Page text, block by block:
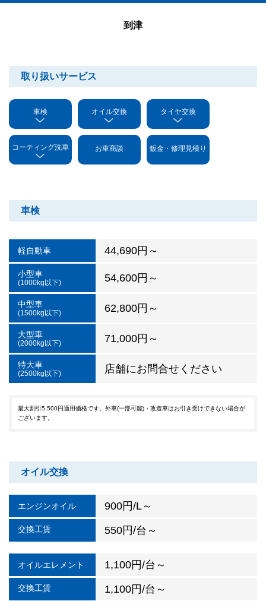
到津
取り扱いサービス
車検 オイル交換 タイヤ交換
コーティング洗車 お車商談 鈑金・修理見積り
車検
軽自動車 44,690円～
小型車
(1000kg以下) 54,600円～
中型車
(1500kg以下) 62,800円～
大型車
(2000kg以下) 71,000円～
特大車
(2500kg以下) 店舗にお問合せください
最大割引5,500円適用価格です。外車(一部可能)・改造車はお引き受けできない場合が
ございます。
オイル交換
エンジンオイル 900円/L～
交換工賃 550円/台～
オイルエレメント 1,100円/台～
交換工賃 1,100円/台～